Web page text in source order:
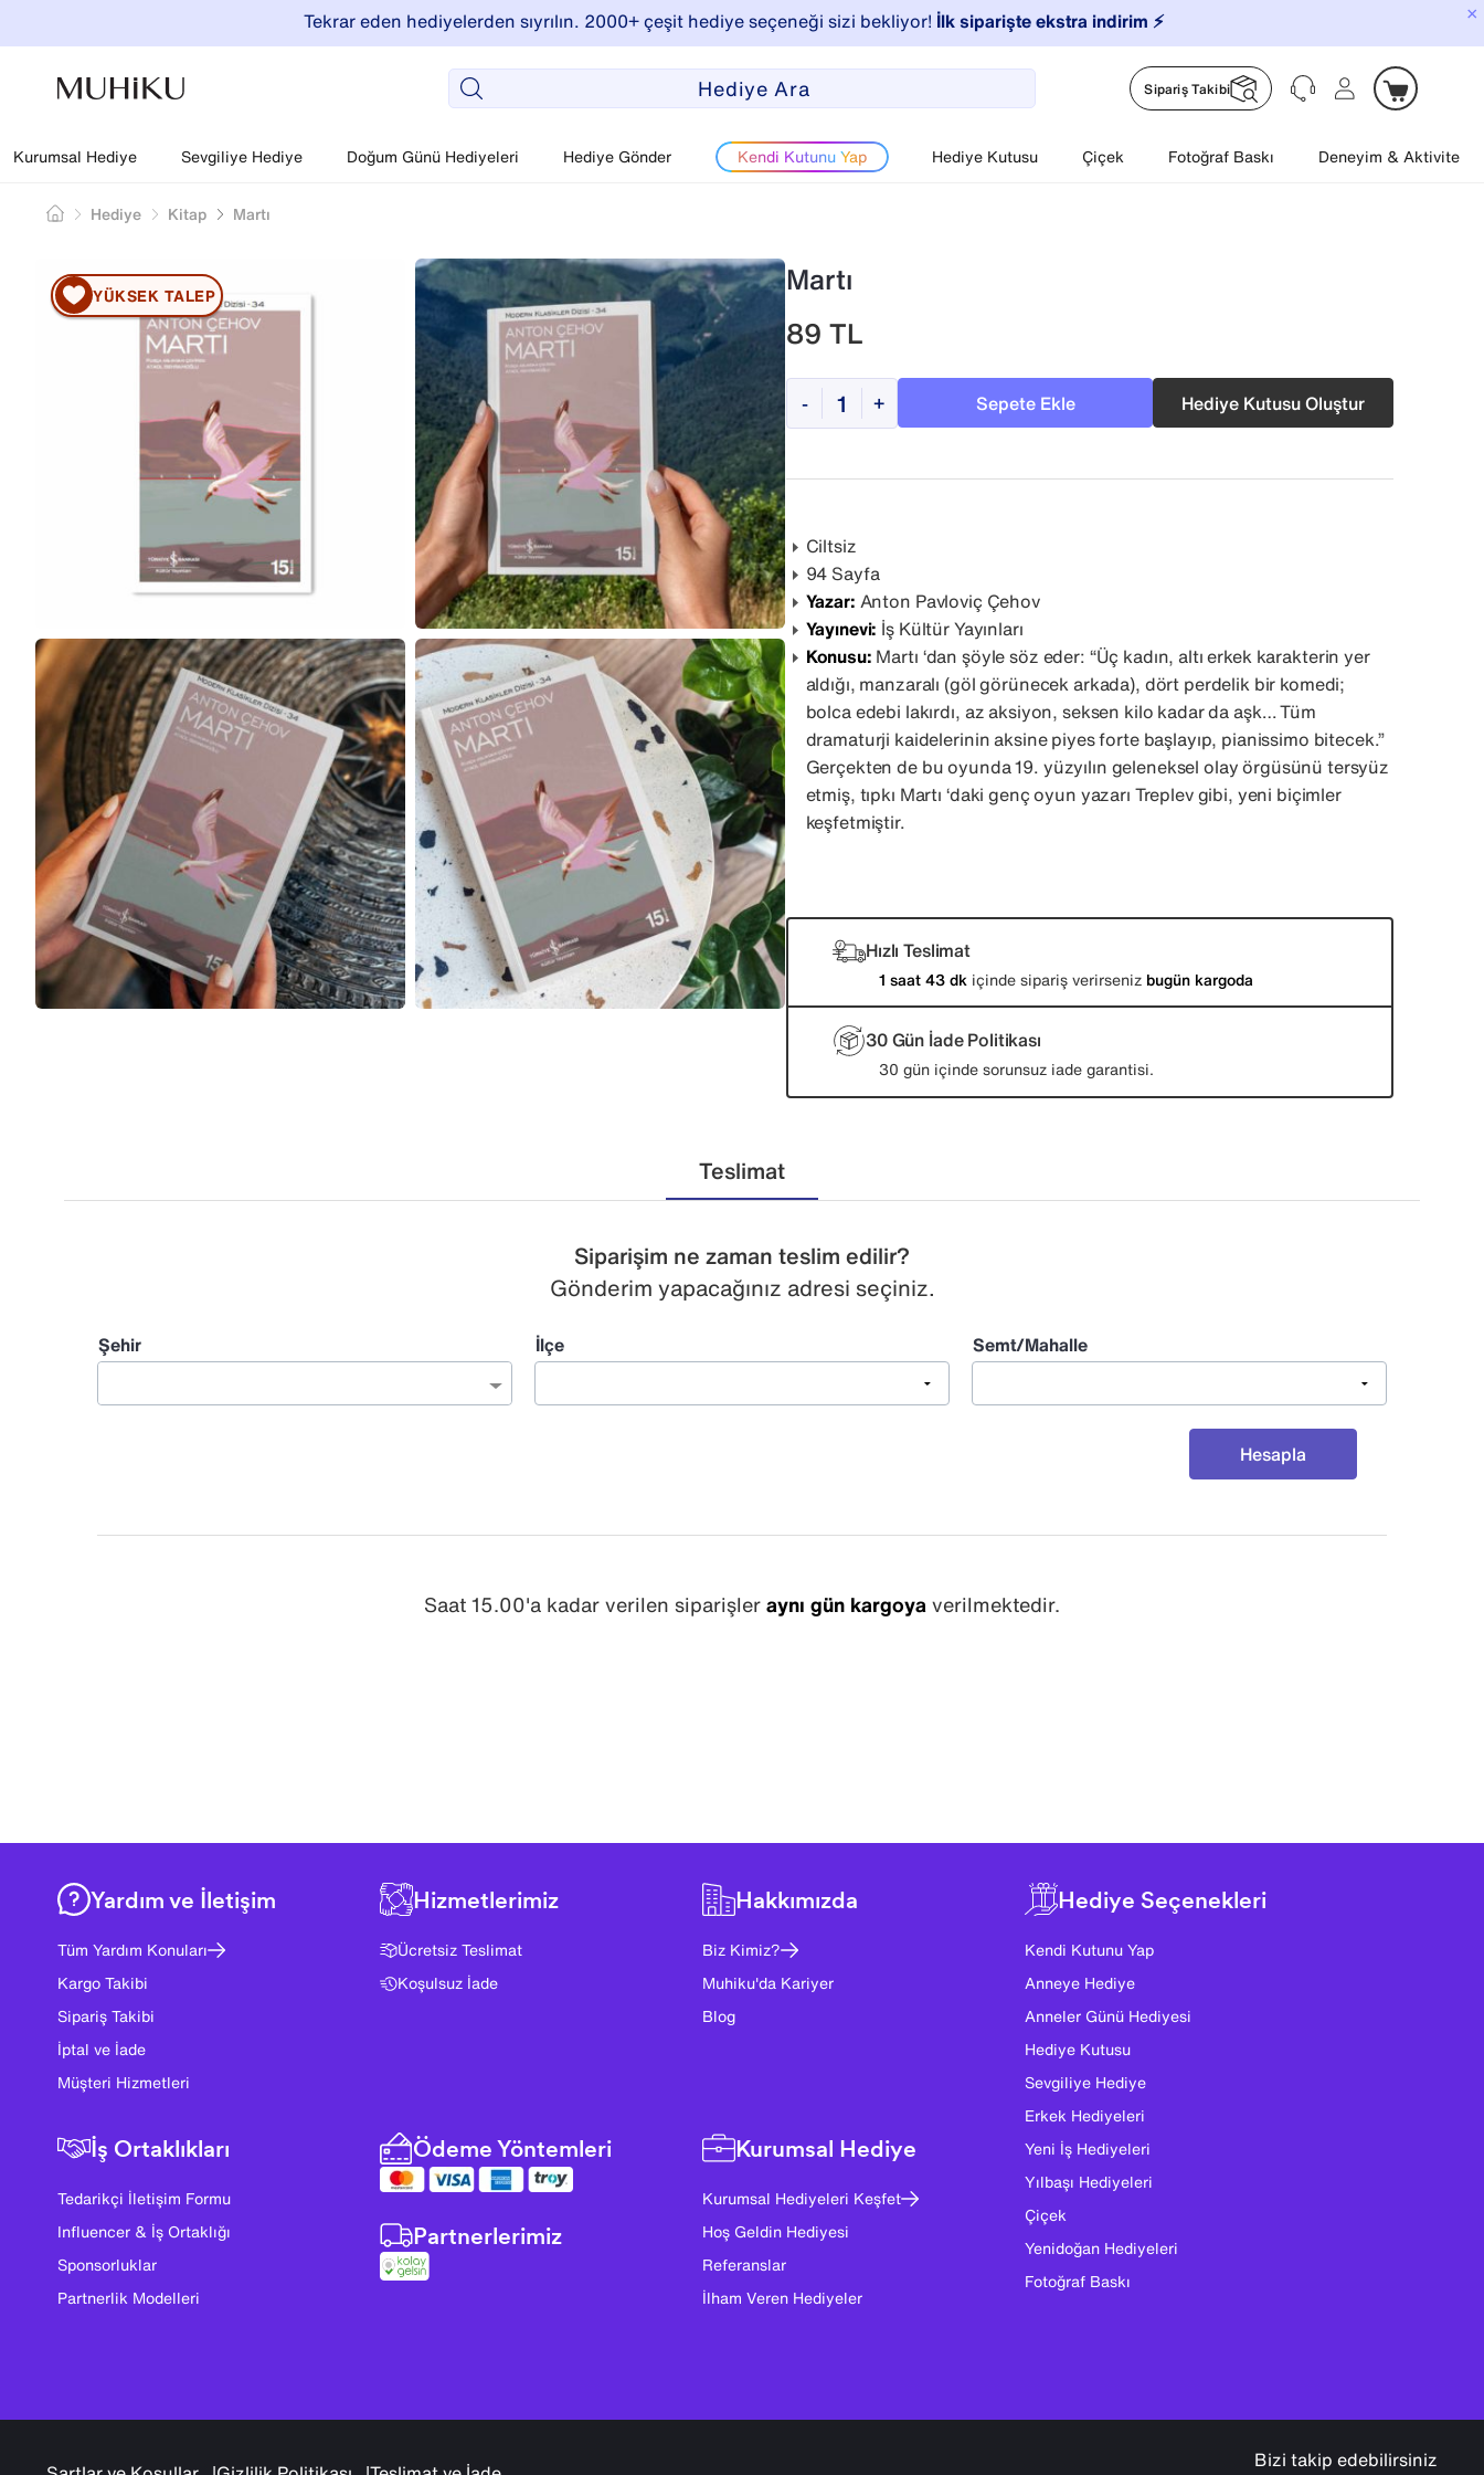
×
Tekrar eden hediyelerden sıyrılın. 2000+ çeşit hediye seçeneği sizi bekliyor! İlk siparişte ekstra indirim ⚡️
Sipariş Takibi
Kurumsal Hediye Sevgiliye Hediye Doğum Günü Hediyeleri Hediye Gönder Kendi Kutunu Yap Hediye Kutusu Çiçek Fotoğraf Baskı Deneyim & Aktivite
Hediye Kitap Martı
YÜKSEK TALEP
Martı
89 TL
- + Sepete Ekle Hediye Kutusu Oluştur
Ciltsiz
94 Sayfa
Yazar: Anton Pavloviç Çehov
Yayınevi: İş Kültür Yayınları
Konusu: Martı ‘dan şöyle söz eder: “Üç kadın, altı erkek karakterin yer
aldığı, manzaralı (göl görünecek arkada), dört perdelik bir komedi;
bolca edebi lakırdı, az aksiyon, seksen kilo kadar da aşk… Tüm
dramaturji kaidelerinin aksine piyes forte başlayıp, pianissimo bitecek.”
Gerçekten de bu oyunda 19. yüzyılın geleneksel olay örgüsünü tersyüz
etmiş, tıpkı Martı ‘daki genç oyun yazarı Treplev gibi, yeni biçimler
keşfetmiştir.
Hızlı Teslimat
1 saat 43 dk içinde sipariş verirseniz bugün kargoda
30 Gün İade Politikası
30 gün içinde sorunsuz iade garantisi.
Teslimat
Siparişim ne zaman teslim edilir?
Gönderim yapacağınız adresi seçiniz.
Şehir İlçe Semt/Mahalle
Hesapla
Saat 15.00'a kadar verilen siparişleraynı gün kargoyaverilmektedir.
Yardım ve İletişim
Tüm Yardım Konuları
Kargo Takibi
Sipariş Takibi
İptal ve İade
Müşteri Hizmetleri
İş Ortaklıkları
Tedarikçi İletişim Formu
Influencer & İş Ortaklığı
Sponsorluklar
Partnerlik Modelleri
Hizmetlerimiz
Ücretsiz Teslimat
Koşulsuz İade
Ödeme Yöntemleri
Partnerlerimiz
Hakkımızda
Biz Kimiz?
Muhiku'da Kariyer
Blog
Kurumsal Hediye
Kurumsal Hediyeleri Keşfet
Hoş Geldin Hediyesi
Referanslar
İlham Veren Hediyeler
Hediye Seçenekleri
Kendi Kutunu Yap
Anneye Hediye
Anneler Günü Hediyesi
Hediye Kutusu
Sevgiliye Hediye
Erkek Hediyeleri
Yeni İş Hediyeleri
Yılbaşı Hediyeleri
Çiçek
Yenidoğan Hediyeleri
Fotoğraf Baskı
Bizi takip edebilirsiniz